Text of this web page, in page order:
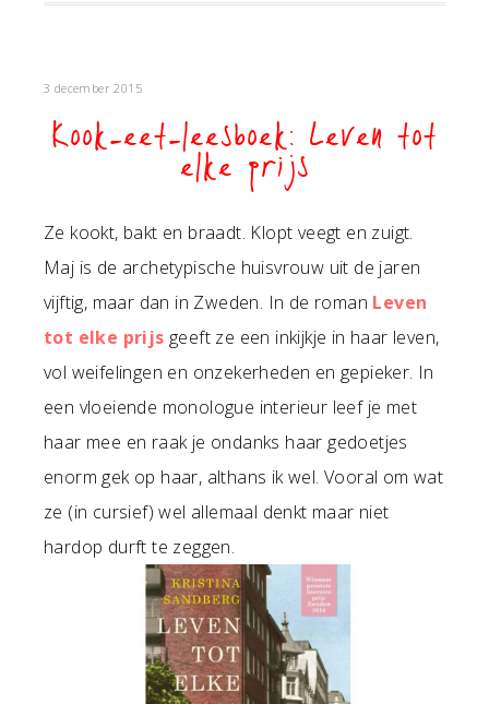
3 december 2015
Kook-eet-leesboek: Leven tot
elke prijs
Ze kookt, bakt en braadt. Klopt veegt en zuigt.
Maj is de archetypische huisvrouw uit de jaren
vijftig, maar dan in Zweden. In de roman Leven
tot elke prijs geeft ze een inkijkje in haar leven,
vol weifelingen en onzekerheden en gepieker. In
een vloeiende monologue interieur leef je met
haar mee en raak je ondanks haar gedoetjes
enorm gek op haar, althans ik wel. Vooral om wat
ze (in cursief) wel allemaal denkt maar niet
hardop durft te zeggen.